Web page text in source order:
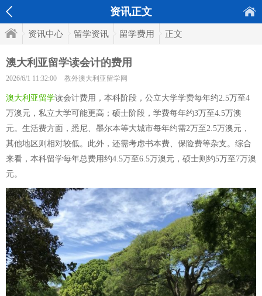
资讯正文
资讯中心 留学资讯 留学费用 正文
澳大利亚留学读会计的费用
2026/6/1 11:32:00 教外澳大利亚留学网
澳大利亚留学读会计费用，本科阶段，公立大学学费每年约2.5万至4
万澳元，私立大学可能更高；硕士阶段，学费每年约3万至4.5万澳
元。生活费方面，悉尼、墨尔本等大城市每年约需2万至2.5万澳元，
其他地区则相对较低。此外，还需考虑书本费、保险费等杂支。综合
来看，本科留学每年总费用约4.5万至6.5万澳元，硕士则约5万至7万澳
元。